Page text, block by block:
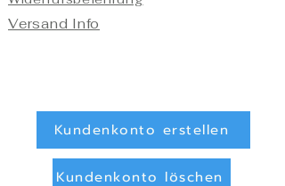
Versand Info
Kundenkonto erstellen
Kundenkonto löschen